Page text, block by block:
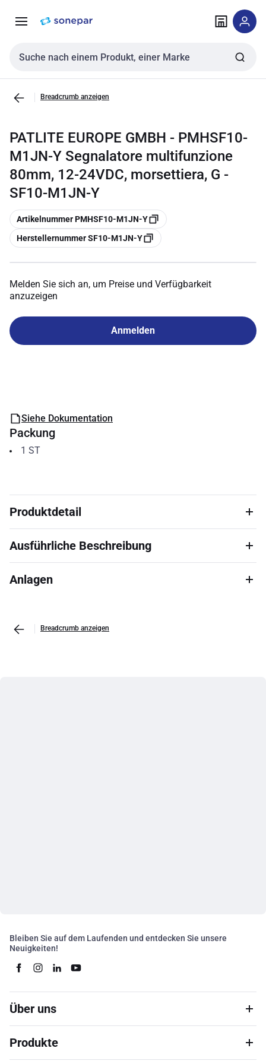
NavigationInhalt
Sucheingabe
Breadcrumb anzeigen
PATLITE EUROPE GMBH - PMHSF10-
M1JN-Y Segnalatore multifunzione
80mm, 12-24VDC, morsettiera, G -
SF10-M1JN-Y
Kopieren
Artikelnummer PMHSF10-M1JN-Y
Kopieren
Herstellernummer SF10-M1JN-Y
Melden Sie sich an, um Preise und Verfügbarkeit
anzuzeigen
Anmelden
Siehe Dokumentation
Packung
1 ST
Produktdetail
Ausführliche Beschreibung
Anlagen
Breadcrumb anzeigen
Bleiben Sie auf dem Laufenden und entdecken Sie unsere
Neuigkeiten!
Über uns
Produkte